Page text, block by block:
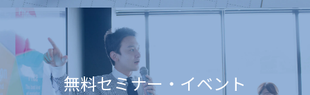
無料セミナー・イベント